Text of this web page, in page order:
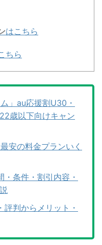
はこちら
ちら
」au応援割U30・
歳以下向けキャン
安の料金プランいく
条件・割引内容・
判からメリット・